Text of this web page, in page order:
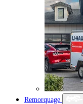
Remorquage